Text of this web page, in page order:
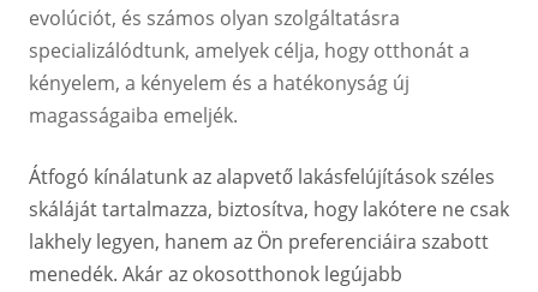
evolúciót, és számos olyan szolgáltatásra
specializálódtunk, amelyek célja, hogy otthonát a
kényelem, a kényelem és a hatékonyság új
magasságaiba emeljék.
Átfogó kínálatunk az alapvető lakásfelújítások széles
skáláját tartalmazza, biztosítva, hogy lakótere ne csak
lakhely legyen, hanem az Ön preferenciáira szabott
menedék. Akár az okosotthonok legújabb